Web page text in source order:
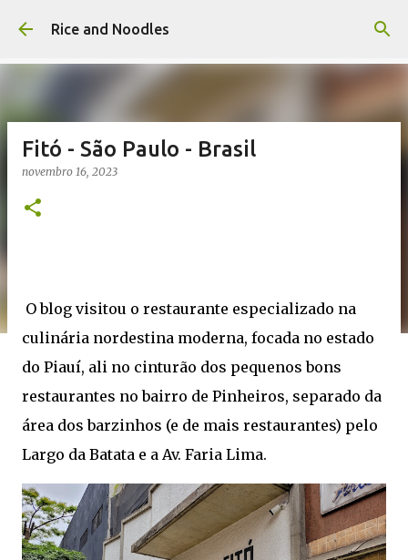
Pular para o conteúdo principal
Rice and Noodles
Fitó - São Paulo - Brasil
novembro 16, 2023
O blog visitou o restaurante especializado na
culinária nordestina moderna, focada no estado
do Piauí, ali no cinturão dos pequenos bons
restaurantes no bairro de Pinheiros, separado da
área dos barzinhos (e de mais restaurantes) pelo
Largo da Batata e a Av. Faria Lima.